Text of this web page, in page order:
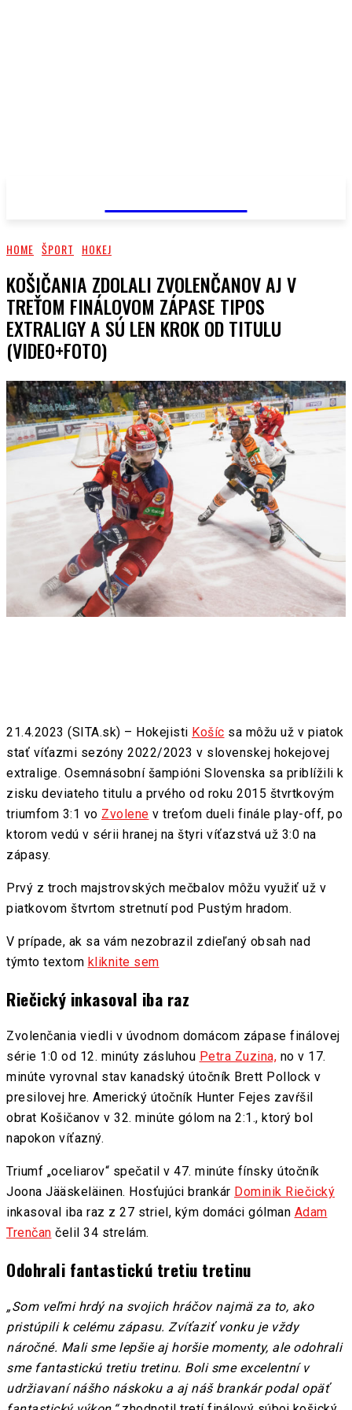
HOME ŠPORT HOKEJ
KOŠIČANIA ZDOLALI ZVOLENČANOV AJ V
TREŤOM FINÁLOVOM ZÁPASE TIPOS
EXTRALIGY A SÚ LEN KROK OD TITULU
(VIDEO+FOTO)
21.4.2023 (SITA.sk) – Hokejisti Košíc sa môžu už v piatok
stať víťazmi sezóny 2022/2023 v slovenskej hokejovej
extralige. Osemnásobní šampióni Slovenska sa priblížili k
zisku deviateho titulu a prvého od roku 2015 štvrtkovým
triumfom 3:1 vo Zvolene v treťom dueli finále play-off, po
ktorom vedú v sérii hranej na štyri víťazstvá už 3:0 na
zápasy.
Prvý z troch majstrovských mečbalov môžu využiť už v
piatkovom štvrtom stretnutí pod Pustým hradom.
V prípade, ak sa vám nezobrazil zdieľaný obsah nad
týmto textom kliknite sem
Riečický inkasoval iba raz
Zvolenčania viedli v úvodnom domácom zápase finálovej
série 1:0 od 12. minúty zásluhou Petra Zuzina, no v 17.
minúte vyrovnal stav kanadský útočník Brett Pollock v
presilovej hre. Americký útočník Hunter Fejes zavŕšil
obrat Košičanov v 32. minúte gólom na 2:1., ktorý bol
napokon víťazný.
Triumf „oceliarov“ spečatil v 47. minúte fínsky útočník
Joona Jääskeläinen. Hosťujúci brankár Dominik Riečický
inkasoval iba raz z 27 striel, kým domáci gólman Adam
Trenčan čelil 34 strelám.
Odohrali fantastickú tretiu tretinu
„Som veľmi hrdý na svojich hráčov najmä za to, ako
pristúpili k celému zápasu. Zvíťaziť vonku je vždy
náročné. Mali sme lepšie aj horšie momenty, ale odohrali
sme fantastickú tretiu tretinu. Boli sme excelentní v
udržiavaní nášho náskoku a aj náš brankár podal opäť